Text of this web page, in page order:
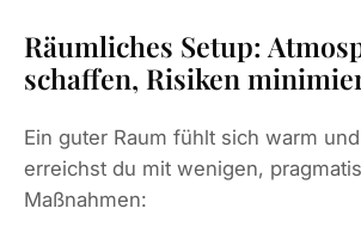
Räumliches Setup:
schaffen, Risiken
Ein guter Raum fühlt sich warm
erreichst du mit wenigen,
Maßnahmen: